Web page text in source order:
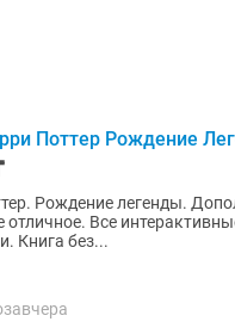
Поттер Рождение
Рождение легенды.
отличное. Все
Книга без...